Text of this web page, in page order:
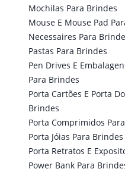
Mochilas Para Brindes
Mouse E Mouse Pad
Necessaires Para
Pastas Para Brindes
Pen Drives E
Para Brindes
Porta Cartões E Porta
Brindes
Porta Comprimidos
Porta Jóias Para Brindes
Porta Retratos E
Power Bank Para